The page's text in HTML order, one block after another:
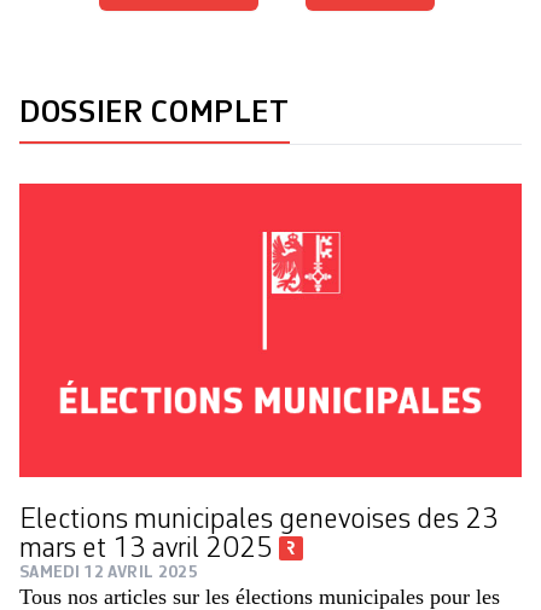
DOSSIER COMPLET
Elections municipales genevoises des 23
mars et 13 avril 2025
SAMEDI 12 AVRIL 2025
Tous nos articles sur les élections municipales pour les